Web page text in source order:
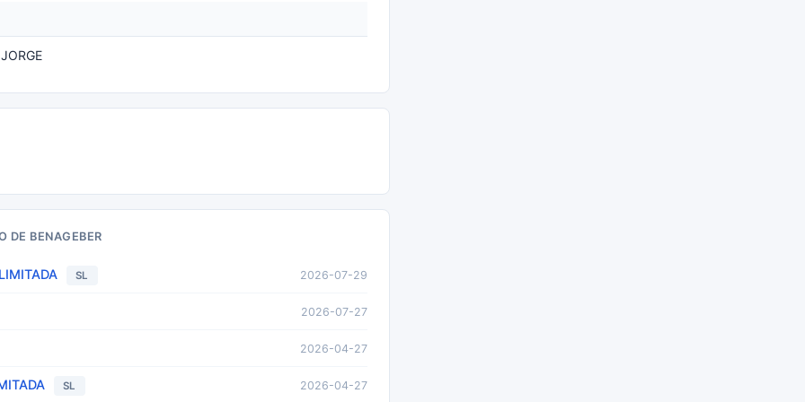
DE BENAGEBER
SL 2026-07-29
2026-07-27
2026-04-27
SL 2026-04-27